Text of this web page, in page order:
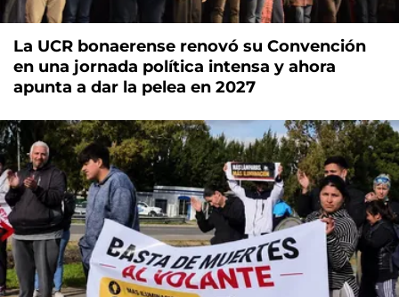
La UCR bonaerense renovó su Convención
en una jornada política intensa y ahora
apunta a dar la pelea en 2027